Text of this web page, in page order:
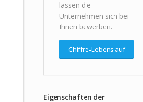
lassen die
Unternehmen sich bei
Ihnen bewerben.
Chiffre-Lebenslauf
Eigenschaften der